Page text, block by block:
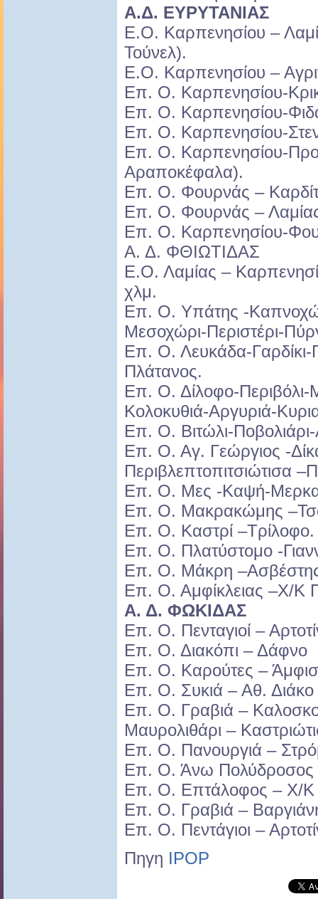
Α.Δ. ΕΥΡΥΤΑΝΙΑΣ
Ε.Ο. Καρπενησίου –
Τούνελ).
Ε.Ο. Καρπενησίου –
Επ. Ο. Καρπενησίου-
Επ. Ο. Καρπενησίου-
Επ. Ο. Καρπενησίου-
Επ. Ο. Καρπενησίου-
Αραποκέφαλα).
Επ. Ο. Φουρνάς –
Επ. Ο. Φουρνάς – Λαμίας
Επ. Ο. Καρπενησίου-
Α. Δ. ΦΘΙΩΤΙΔΑΣ
Ε.Ο. Λαμίας –
χλμ.
Επ. Ο. Υπάτης -
Μεσοχώρι-Περιστέρι-
Επ. Ο. Λευκάδα-Γαρδίκι-
Πλάτανος.
Επ. Ο. Δίλοφο-Περιβόλι-
Κολοκυθιά-Αργυριά-
Επ. Ο. Βιτώλι-Ποβολιάρι-
Επ. Ο. Αγ. Γεώργιος -
Περιβλεπτοπιτσιώτισα
Επ. Ο. Μες -Καψή-
Επ. Ο. Μακρακώμης
Επ. Ο. Καστρί –Τρίλοφο.
Επ. Ο. Πλατύστομο -
Επ. Ο. Μάκρη
Επ. Ο. Αμφίκλειας –Χ/Κ
Α. Δ. ΦΩΚΙΔΑΣ
Επ. Ο. Πενταγιοί –
Επ. Ο. Διακόπι – Δάφνο
Επ. Ο. Καρούτες –
Επ. Ο. Συκιά – Αθ. Διάκο
Επ. Ο. Γραβιά –
Μαυρολιθάρι –
Επ. Ο. Πανουργιά –
Επ. Ο. Άνω
Επ. Ο. Επτάλοφος – Χ/
Επ. Ο. Γραβιά –
Επ. Ο. Πεντάγιοι –
Πηγη IPOP